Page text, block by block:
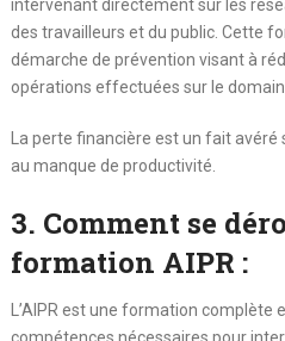
intervenant directement sur les
des travailleurs et du public. Cette
démarche de prévention visant à
opérations effectuées sur le
La perte financière est un fait
au manque de productivité.
3. Comment se
formation AIPR :
L’AIPR est une formation complète